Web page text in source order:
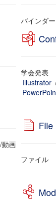
バルCOEプロ
ングプログラ
バインダー
学会発表
Illustrator
動画
File
ファイル